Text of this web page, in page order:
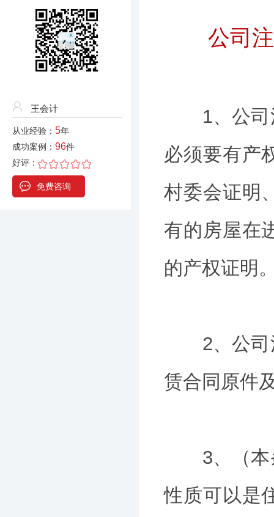
王会计
从业经验： 5年
成功案例： 96件
好评：
免费咨询
公司
1、公司注
必须要有产
村委会证明
有的房屋在
的产权证明
2、公司注
赁合同原件
3、（本条
性质可以是